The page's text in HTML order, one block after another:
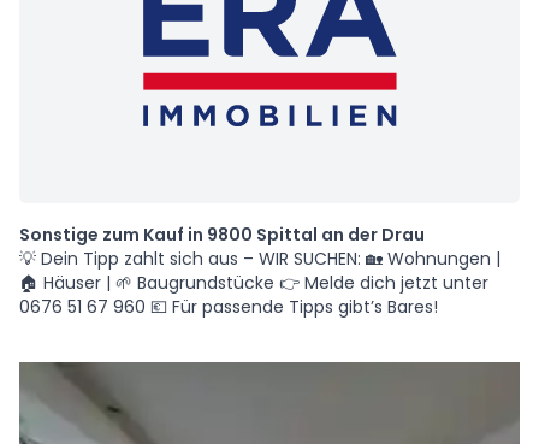
Sonstige zum Kauf in 9800 Spittal an der Drau
💡 Dein Tipp zahlt sich aus – WIR SUCHEN: 🏡 Wohnungen |
🏠 Häuser | 🌱 Baugrundstücke 👉 Melde dich jetzt unter
0676 51 67 960 💶 Für passende Tipps gibt’s Bares!